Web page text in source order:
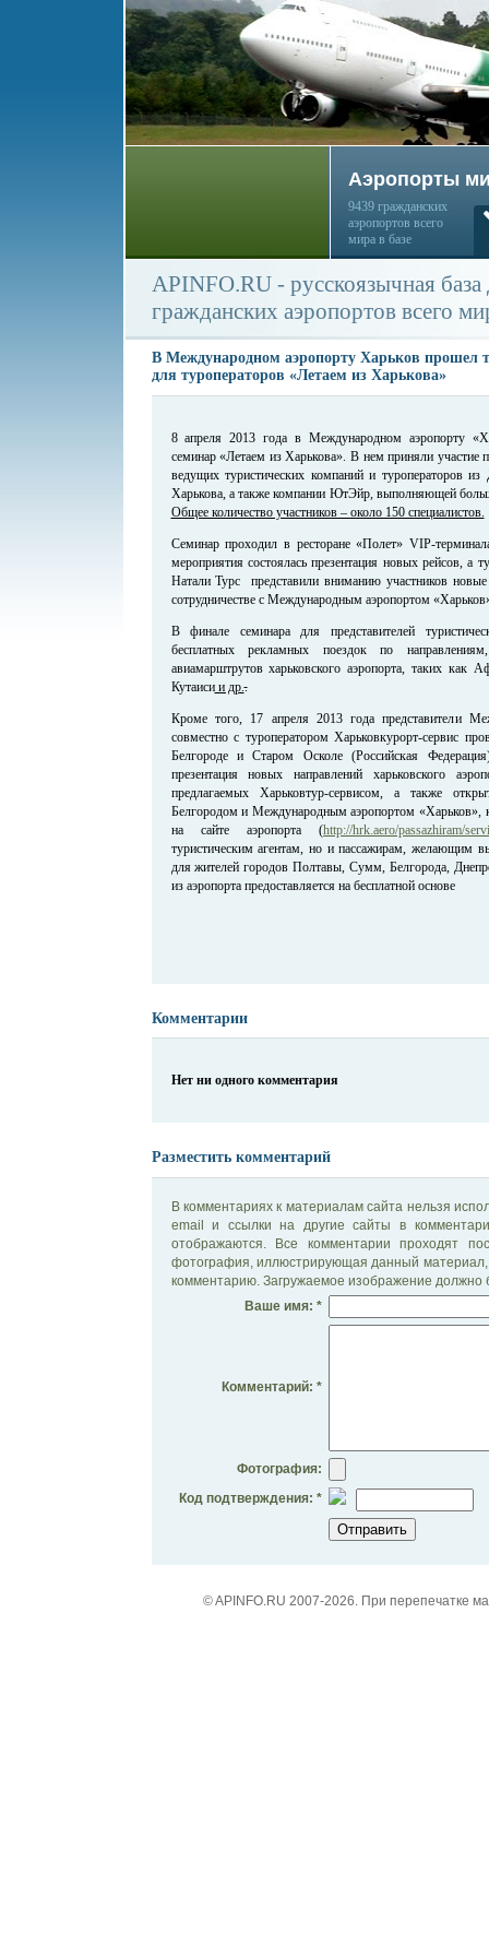
Аэропорты
9439 гражданских
аэропортов всего
мира в базе
APINFO.RU - русскоязычная
гражданских аэропортов всего
В Международном аэропорту Харьков прошел
для туроператоров «Летаем из Харькова»
8 апреля 2013 года в Международном аэропорту
семинар «Летаем из Харькова». В нем приняли участие
ведущих туристических компаний и туроператоров
Харькова, а также компании ЮтЭйр, выполняющей
Общее количество участников – около 150 специалистов.
Семинар проходил в ресторане «Полет» VIP-
мероприятия состоялась презентация новых рейсов, а
Натали Турс представили вниманию участников
сотрудничестве с Международным аэропортом
В финале семинара для представителей
бесплатных рекламных поездок по
авиамарштрутов харьковского аэропорта, таких
Кутаисии др..
Кроме того, 17 апреля 2013 года представители
совместно с туроператором Харьковкурорт-сервис
Белгороде и Старом Осколе (Российская
презентация новых направлений харьковского
предлагаемых Харьковтур-сервисом, а также
Белгородом и Международным аэропортом «Харьков»,
на сайте аэропорта (http://hrk.aero/passazhiram/
туристическим агентам, но и пассажирам, желающим
для жителей городов Полтавы, Сумм, Белгорода,
из аэропорта предоставляется на бесплатной основе
Комментарии
Нет ни одного комментария
Разместить комментарий
В комментариях к материалам сайта нельзя
email и ссылки на другие сайты в
отображаются. Все комментарии проходят
фотография, иллюстрирующая данный материал,
комментарию. Загружаемое изображение должно
Ваше имя: *
Комментарий: *
Фотография:
Код подтверждения: *
© APINFO.RU 2007-2026. При перепечатке